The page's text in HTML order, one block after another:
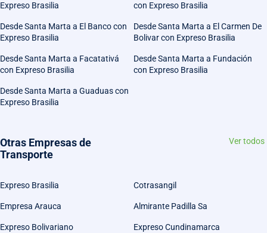
Expreso Brasilia
con Expreso Brasilia
Desde Santa Marta a El Banco con
Expreso Brasilia
Desde Santa Marta a El Carmen De
Bolivar con Expreso Brasilia
Desde Santa Marta a Facatativá
con Expreso Brasilia
Desde Santa Marta a Fundación
con Expreso Brasilia
Desde Santa Marta a Guaduas con
Expreso Brasilia
Otras Empresas de
Transporte
Ver todos
Expreso Brasilia Cotrasangil
Empresa Arauca Almirante Padilla Sa
Expreso Bolivariano Expreso Cundinamarca